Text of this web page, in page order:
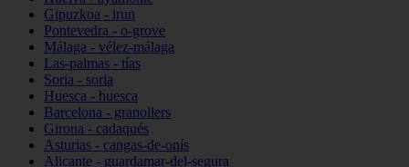
Gipuzkoa - irun
Pontevedra - o-grove
Málaga - vélez-málaga
Las-palmas - tías
Soria - soria
Huesca - huesca
Barcelona - granollers
Girona - cadaqués
Asturias - cangas-de-onís
Alicante - guardamar-del-segura